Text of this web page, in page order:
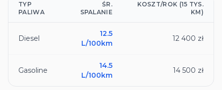
TYP
PALIWA
ŚR.
SPALANIE
KOSZT/ROK (15 TYS.
KM)
Diesel
12.5
L/100km
12 400 zł
Gasoline
14.5
L/100km
14 500 zł